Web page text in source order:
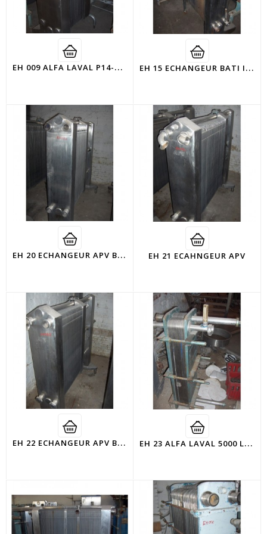
E
H 009 ALFA LAVAL P14-RB N°2234-4835 E
H 15 ECHANGEUR BATI INOX
E
H 20 ECHANGEUR APV BATI INOX EH 21 ECAHNGEUR APV
E
H 22 ECHANGEUR APV BATI INOX E
H 23 ALFA LAVAL 5000 L/H ECHANGEUR